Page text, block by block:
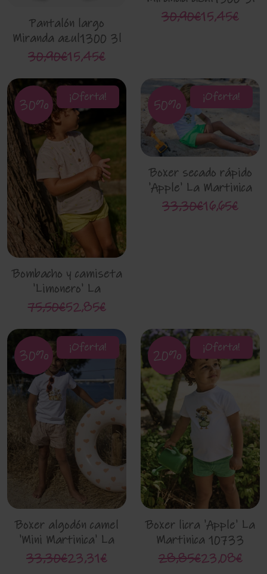
Pantalón largo
Miranda azul1300 3l
30,90€15,45€
30,90€15,45€
¡Oferta!
30%
Bombacho y camiseta
'Limonero' La
Martinica 10626
75,50€52,85€
¡Oferta!
50%
Boxer secado rápido
'Apple' La Martinica
10734
33,30€16,65€
¡Oferta!
30%
Boxer algodón camel
'Mini Martinica' La
Martinica 10949
33,30€23,31€
¡Oferta!
20%
Boxer licra 'Apple' La
Martinica 10733
28,85€23,08€